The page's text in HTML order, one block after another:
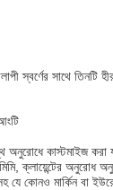
স্বর্ণের সাথে তিনটি
কাস্টমাইজ করা
ক্লায়েন্টের অনুরোধ
যে কোনও মার্কিন বা